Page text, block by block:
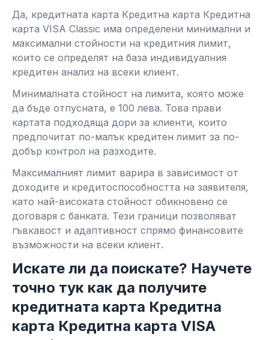
Да, кредитната карта Кредитна карта Кредитна
карта VISA Classic има определени минимални и
максимални стойности на кредитния лимит,
които се определят на база индивидуалния
кредитен анализ на всеки клиент.
Минималната стойност на лимита, която може
да бъде отпусната, е 100 лева. Това прави
картата подходяща дори за клиенти, които
предпочитат по-малък кредитен лимит за по-
добър контрол на разходите.
Максималният лимит варира в зависимост от
доходите и кредитоспособността на заявителя,
като най-високата стойност обикновено се
договаря с банката. Тези граници позволяват
гъвкавост и адаптивност спрямо финансовите
възможности на всеки клиент.
Искате ли да поискате? Научете
точно тук как да получите
кредитната карта Кредитна
карта Кредитна карта VISA